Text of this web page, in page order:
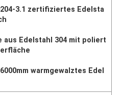
3.1 zertifiziertes Edelsta
aus Edelstahl 304 mit poliert
warmgewalztes Edel